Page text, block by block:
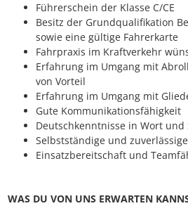
Führerschein der Klasse C/CE
Besitz der Grundqualifikation
sowie eine gültige Fahrerkarte
Fahrpraxis im Kraftverkehr
Erfahrung im Umgang mit
von Vorteil
Erfahrung im Umgang mit
Gute Kommunikationsfähigkeit
Deutschkenntnisse in Wort und
Selbstständige und
Einsatzbereitschaft und
WAS DU VON UNS ERWARTEN